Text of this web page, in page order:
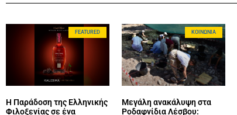
FEATURED
Η Παράδοση της Ελληνικής
Φιλοξενίας σε ένα
ΚΟΙΝΩΝΊΑ
Μεγάλη ανακάλυψη στα
Ροδαφνίδια Λέσβου: